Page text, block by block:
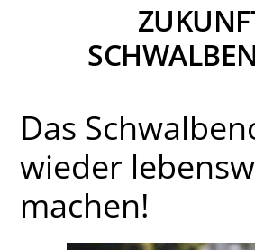
Das
wieder
machen!